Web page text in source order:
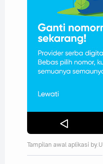
Tampilan awal aplikasi by.U